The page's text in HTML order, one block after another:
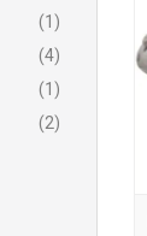
1
product
4
producten
1
product
2
producten